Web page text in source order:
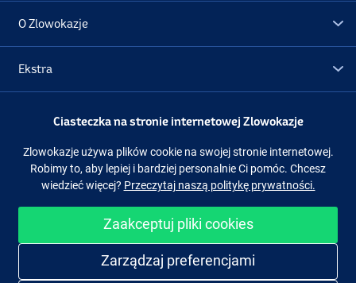
O Zlowokazje
Ekstra
Promocje
Obserwuj nas Facebook Instagram
Ciasteczka na stronie internetowej Zlowokazje
Zlowokazje używa plików cookie na swojej stronie internetowej.
Robimy to, aby lepiej i bardziej personalnie Ci pomóc. Chcesz
wiedzieć więcej? Przeczytaj naszą politykę prywatności.
Zaakceptuj pliki cookies
Zarządzaj preferencjami